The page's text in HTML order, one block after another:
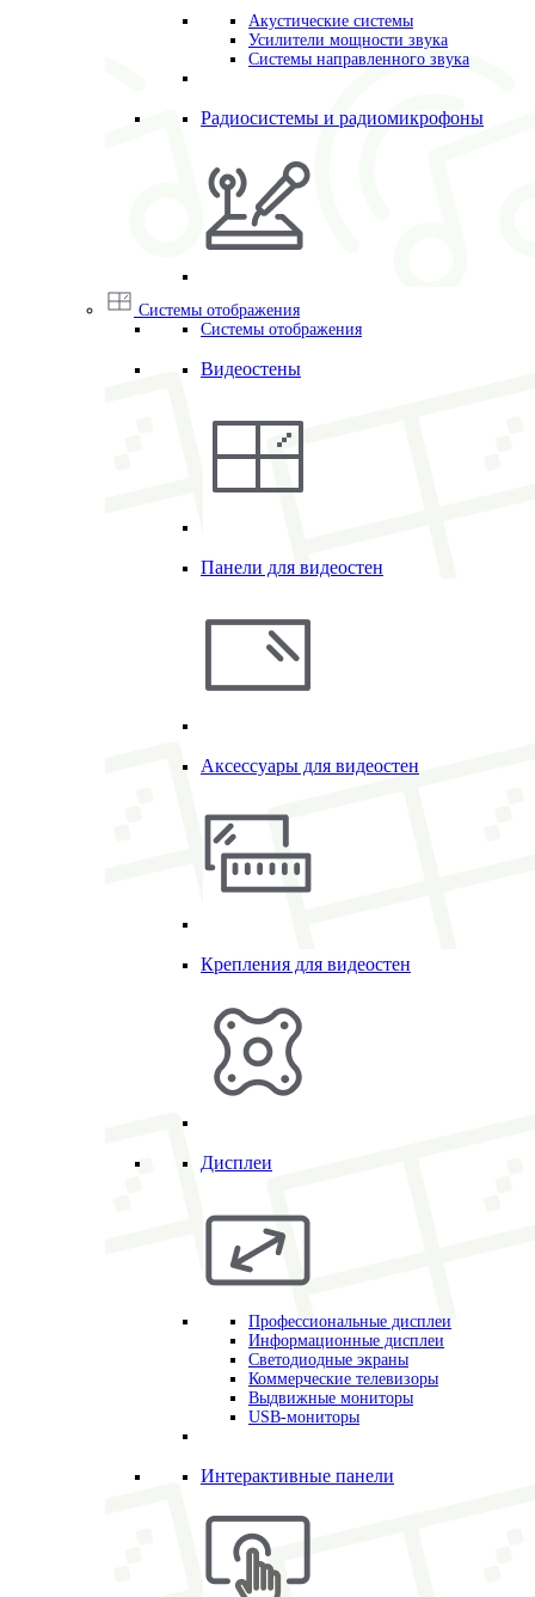
Акустические системы
Усилители мощности звука
Системы направленного звука
Радиосистемы и радиомикрофоны
Системы отображения
Системы отображения
Видеостены
Панели для видеостен
Аксессуары для видеостен
Крепления для видеостен
Дисплеи
Профессиональные дисплеи
Информационные дисплеи
Светодиодные экраны
Коммерческие телевизоры
Выдвижные мониторы
USB-мониторы
Интерактивные панели